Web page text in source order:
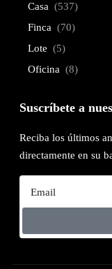
Casa (537)
Finca (70)
Lote (5)
Oficina (8)
Suscríbete a
Reciba los últimos
directamente en su